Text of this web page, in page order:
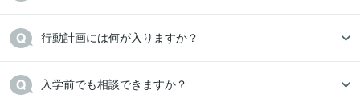
行動計画には何が入りますか？
入学前でも相談できますか？